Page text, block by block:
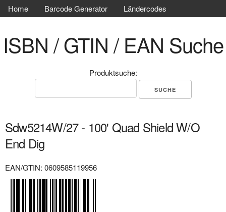
Home Barcode Generator Ländercodes
ISBN / GTIN / EAN Suche
Produktsuche:
Sdw5214W/27 - 100' Quad Shield W/O
End Dig
EAN/GTIN: 0609585119956